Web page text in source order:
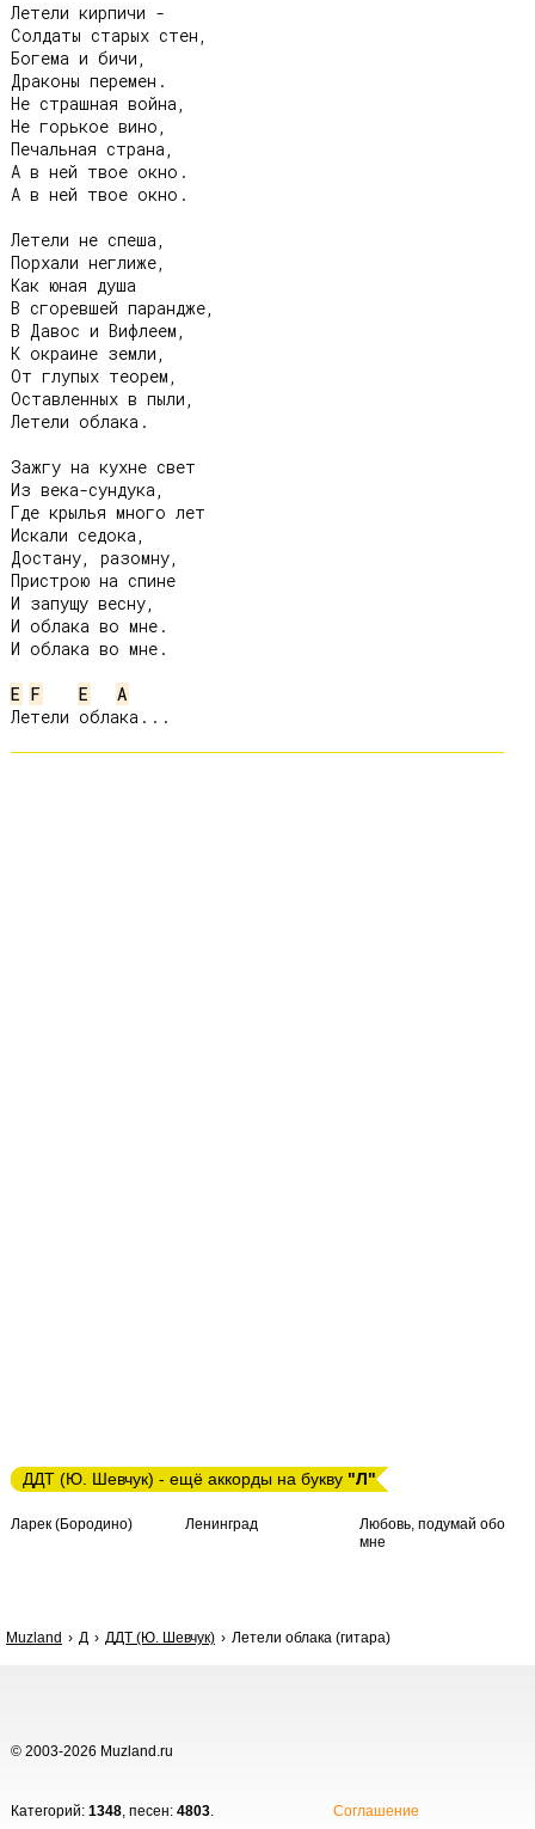
Летели кирпичи -
Солдаты старых стен,
Богема и бичи,
Драконы перемен.
Не страшная война,
Не горькое вино,
Печальная страна,
А в ней твое окно.
А в ней твое окно.
Летели не спеша,
Порхали неглиже,
Как юная душа
В сгоревшей парандже,
В Давос и Вифлеем,
К окраине земли,
От глупых теорем,
Оставленных в пыли,
Летели облака.
Зажгу на кухне свет
Из века-сундука,
Где крылья много лет
Искали седока,
Достану, разомну,
Пристрою на спине
И запущу весну,
И облака во мне.
И облака во мне.
E F E
A
ДДТ (Ю. Шевчук) - ещё аккорды на букву "Л"
Ларек (Бородино) Ленинград
Любовь, подумай обо
мне
Muzland Д ДДТ (Ю. Шевчук) Летели облака (гитара)
© 2003-2026 Muzland.ru
Категорий: 1348, песен: 4803. Соглашение